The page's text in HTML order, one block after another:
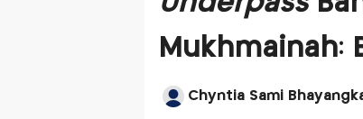
Mukhmainah:
Chyntia Sami